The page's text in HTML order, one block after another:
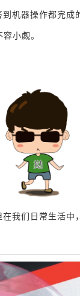
机器操作都完
小觑。
我们日常生活